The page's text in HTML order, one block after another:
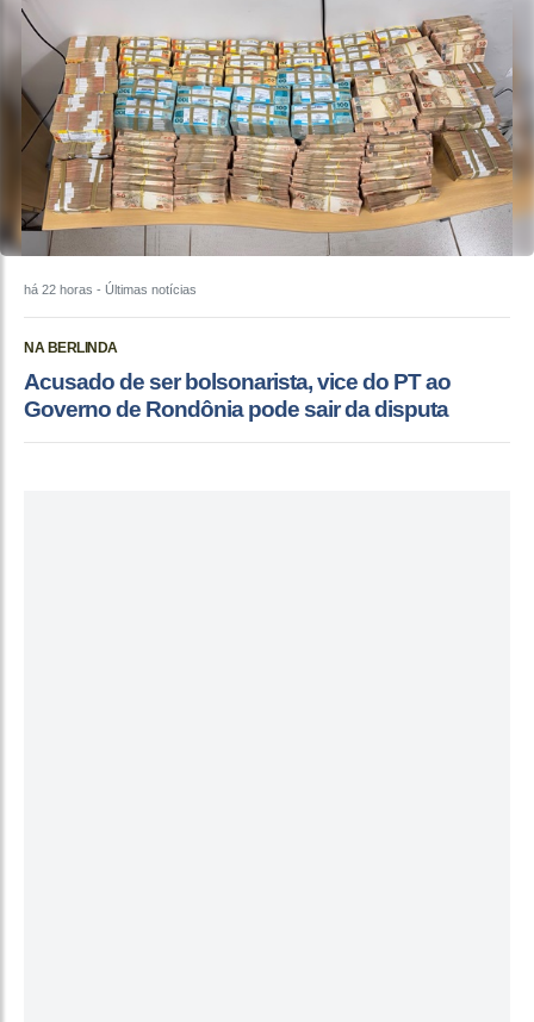
há 22 horas - Últimas notícias
NA BERLINDA
Acusado de ser bolsonarista, vice do PT ao
Governo de Rondônia pode sair da disputa